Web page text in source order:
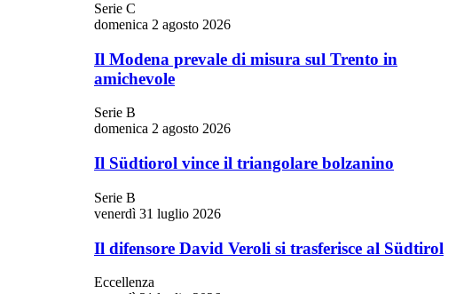
Serie C
domenica 2 agosto 2026
Il Modena prevale di misura sul Trento in
amichevole
Serie B
domenica 2 agosto 2026
Il Südtiorol vince il triangolare bolzanino
Serie B
venerdì 31 luglio 2026
Il difensore David Veroli si trasferisce al Südtirol
Eccellenza